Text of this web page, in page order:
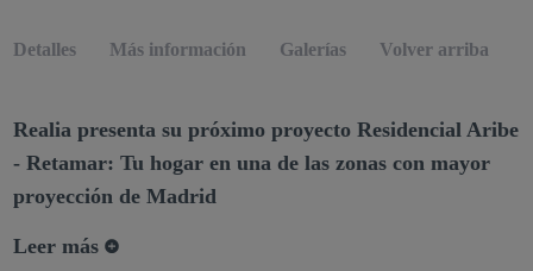
Detalles Más información Galerías Volver arriba
Realia presenta su próximo proyecto Residencial Aribe
- Retamar: Tu hogar en una de las zonas con mayor
proyección de Madrid
Leer más